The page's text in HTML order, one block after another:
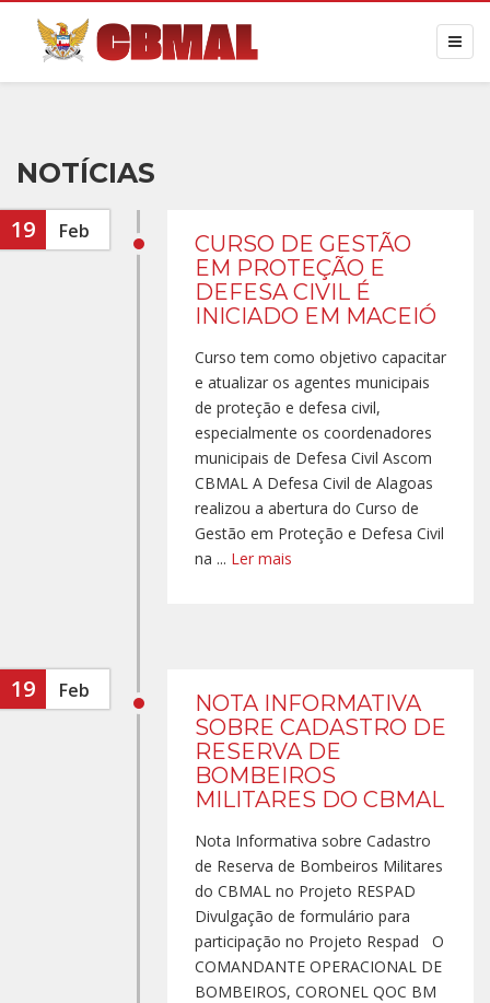
NOTÍCIAS
19 Feb
CURSO DE GESTÃO
EM PROTEÇÃO E
DEFESA CIVIL É
INICIADO EM MACEIÓ
Curso tem como objetivo capacitar
e atualizar os agentes municipais
de proteção e defesa civil,
especialmente os coordenadores
municipais de Defesa Civil Ascom
CBMAL A Defesa Civil de Alagoas
realizou a abertura do Curso de
Gestão em Proteção e Defesa Civil
na ... Ler mais
19 Feb
NOTA INFORMATIVA
SOBRE CADASTRO DE
RESERVA DE
BOMBEIROS
MILITARES DO CBMAL
Nota Informativa sobre Cadastro
de Reserva de Bombeiros Militares
do CBMAL no Projeto RESPAD
Divulgação de formulário para
participação no Projeto Respad O
COMANDANTE OPERACIONAL DE
BOMBEIROS, CORONEL QOC BM